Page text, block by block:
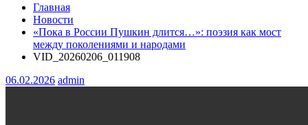
Главная
Новости
«Пока в России Пушкин длится…»: поэзия как мост
между поколениями и народами
VID_20260206_011908
06.02.2026 admin